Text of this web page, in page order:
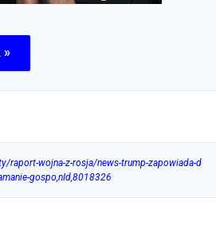
»
raport-wojna-z-rosja/news-trump-zapowiada-d
gospo,nId,8018326